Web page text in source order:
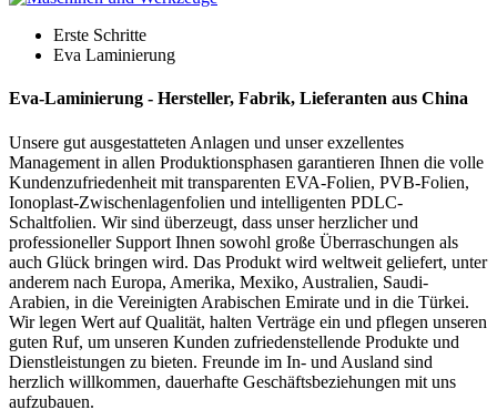
Erste Schritte
Eva Laminierung
Eva-Laminierung - Hersteller, Fabrik, Lieferanten aus China
Unsere gut ausgestatteten Anlagen und unser exzellentes
Management in allen Produktionsphasen garantieren Ihnen die volle
Kundenzufriedenheit mit transparenten EVA-Folien, PVB-Folien,
Ionoplast-Zwischenlagenfolien und intelligenten PDLC-
Schaltfolien. Wir sind überzeugt, dass unser herzlicher und
professioneller Support Ihnen sowohl große Überraschungen als
auch Glück bringen wird. Das Produkt wird weltweit geliefert, unter
anderem nach Europa, Amerika, Mexiko, Australien, Saudi-
Arabien, in die Vereinigten Arabischen Emirate und in die Türkei.
Wir legen Wert auf Qualität, halten Verträge ein und pflegen unseren
guten Ruf, um unseren Kunden zufriedenstellende Produkte und
Dienstleistungen zu bieten. Freunde im In- und Ausland sind
herzlich willkommen, dauerhafte Geschäftsbeziehungen mit uns
aufzubauen.